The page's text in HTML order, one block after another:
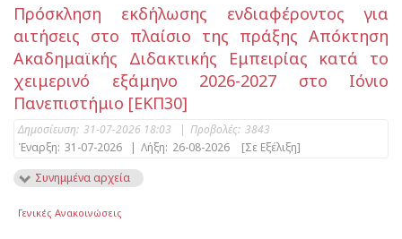
Πρόσκληση εκδήλωσης ενδιαφέροντος για
αιτήσεις στο πλαίσιο της πράξης Απόκτηση
Ακαδημαϊκής Διδακτικής Εμπειρίας κατά το
χειμερινό εξάμηνο 2026-2027 στο Ιόνιο
Πανεπιστήμιο [ΕΚΠ30]
Δημοσίευση: 31-07-2026 18:03 | Προβολές: 3843
Έναρξη: 31-07-2026 | Λήξη: 26-08-2026
[Σε Εξέλιξη]
Συνημμένα αρχεία
Γενικές Ανακοινώσεις